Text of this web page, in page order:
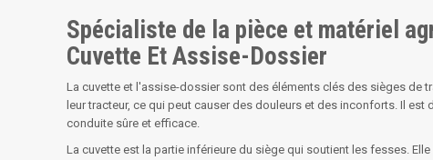
Spécialiste de la pièce et matériel
Cuvette Et Assise-Dossier
La cuvette et l'assise-dossier sont des éléments clés des sièges de
leur tracteur, ce qui peut causer des douleurs et des inconforts. Il
conduite sûre et efficace.
La cuvette est la partie inférieure du siège qui soutient les fesses.